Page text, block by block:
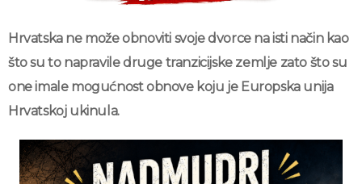
Hrvatska ne može obnoviti svoje dvorce na isti način kao
što su to napravile druge tranzicijske zemlje zato što su
one imale mogućnost obnove koju je Europska unija
Hrvatskoj ukinula.